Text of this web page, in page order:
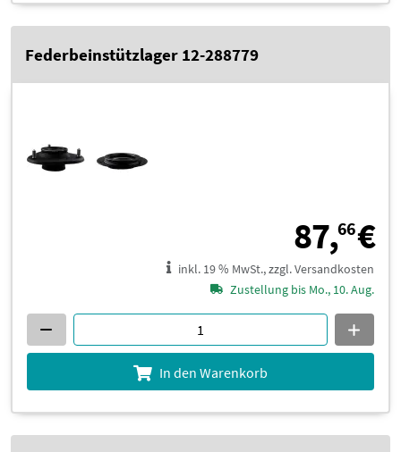
Federbeinstützlager 12-288779
87,66€
inkl. 19 % MwSt., zzgl. Versandkosten
Zustellung bis Mo., 10. Aug.
In den Warenkorb